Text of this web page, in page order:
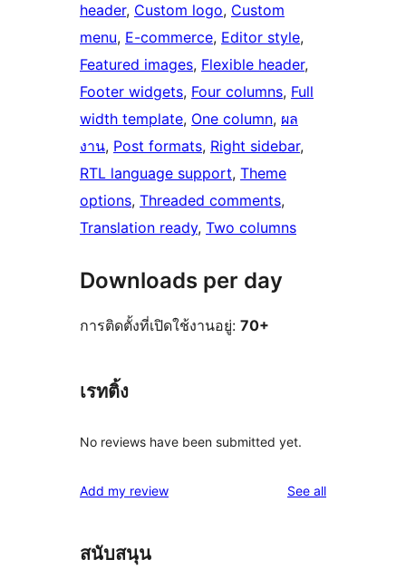
header, Custom logo, Custom
menu, E-commerce, Editor style
Featured images, Flexible header
Footer widgets, Four columns, Full
width template, One column, ผล
งาน, Post formats, Right sidebar
RTL language support, Theme
options, Threaded comments
Translation ready, Two columns
Downloads per day
การติดตั้งที่เปิดใช้งานอยู่: 70+
เรทติ้ง
No reviews have been submitted yet.
Add my review See allreviews
สนับสนุน